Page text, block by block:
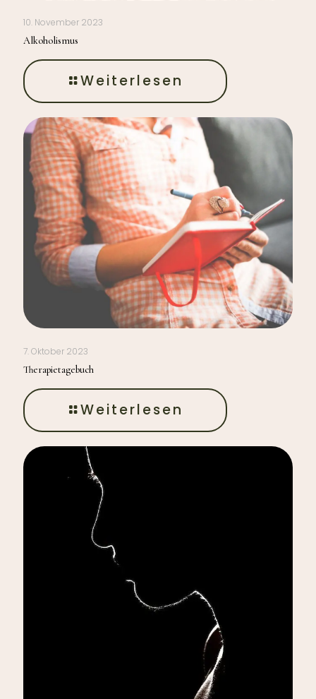
10. November 2023
Alkoholismus
Weiterlesen
7. Oktober 2023
Therapietagebuch
Weiterlesen